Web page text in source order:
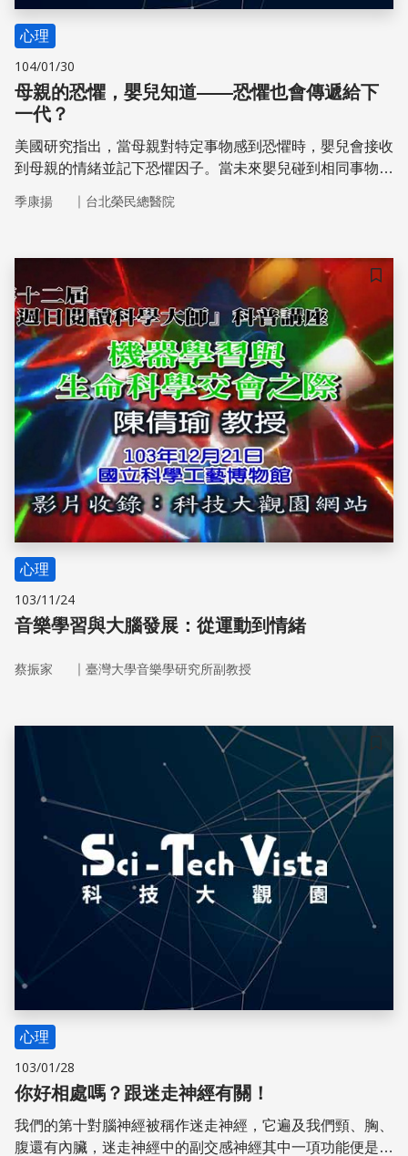
心理
104/01/30
母親的恐懼，嬰兒知道——恐懼也會傳遞給下
一代？
美國研究指出，當母親對特定事物感到恐懼時，嬰兒會接收
到母親的情緒並記下恐懼因子。當未來嬰兒碰到相同事物
「自保」，嬰兒會感受父母的情感來影響自己的行為以及安
季康揚 ｜ 台北榮民總醫院
儲存
心理
103/11/24
音樂學習與大腦發展：從運動到情緒
蔡振家 ｜ 臺灣大學音樂學研究所副教授
儲存
心理
103/01/28
你好相處嗎？跟迷走神經有關！
我們的第十對腦神經被稱作迷走神經，它遍及我們頸、胸、
腹還有內臟，迷走神經中的副交感神經其中一項功能便是用